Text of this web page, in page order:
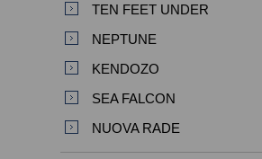
TEN FEET UNDER
NEPTUNE
KENDOZO
SEA FALCON
NUOVA RADE